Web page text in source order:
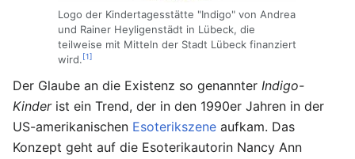
Logo der Kindertagesstätte "Indigo" von Andrea
und Rainer Heyligenstädt in Lübeck, die
teilweise mit Mitteln der Stadt Lübeck finanziert
wird. [1]
Der Glaube an die Existenz so genannter Indigo-
Kinderist ein Trend, der in den 1990er Jahren in der
US-amerikanischen Esoterikszene aufkam. Das
Konzept geht auf die Esoterikautorin Nancy Ann